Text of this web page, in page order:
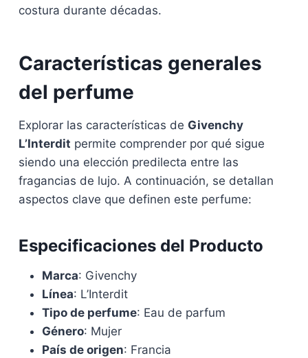
costura durante décadas.
Características generales
del perfume
Explorar las características de Givenchy
L’Interdit permite comprender por qué sigue
siendo una elección predilecta entre las
fragancias de lujo. A continuación, se detallan
aspectos clave que definen este perfume:
Especificaciones del Producto
Marca: Givenchy
Línea: L’Interdit
Tipo de perfume: Eau de parfum
Género: Mujer
País de origen: Francia